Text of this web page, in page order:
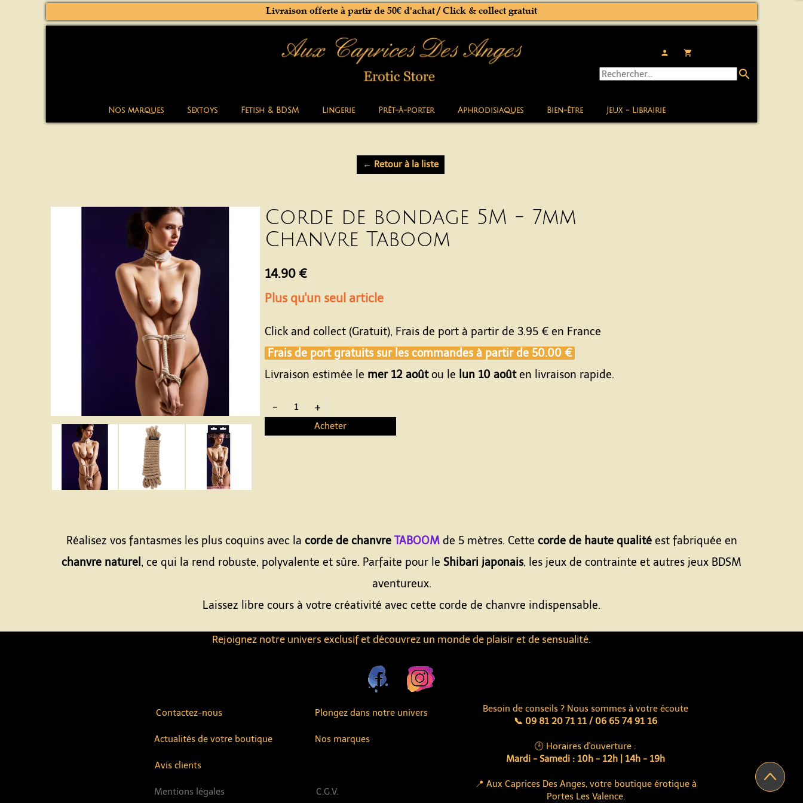
Nos marques Sextoys Fetish & BDSM Lingerie Prêt-à-porter Aphrodisiaques Bien-être Jeux - Librairie
person local_grocery_store
Contactez-nous
Mentions légales C.G.V.
Actualités de votre boutique
Avis clients
Nos marques
Livraison offerte à partir de 50€ d'achat / Click & collect gratuit
search
Rejoignez notre univers exclusif et découvrez un monde de plaisir et de sensualité.
Besoin de conseils ? Nous sommes à votre écoute
📞 09 81 20 71 11 / 06 65 74 91 16
🕒 Horaires d'ouverture :
Mardi - Samedi : 10h - 12h | 14h - 19h
📍 Aux Caprices Des Anges, votre boutique érotique à
Portes Les Valence.
Plongez dans notre univers
← Retour à la liste
Corde de bondage 5M - 7mm
Chanvre Taboom
14.90 €
Plus qu'un seul article
Click and collect (Gratuit), Frais de port à partir de 3.95 € en France
Frais de port gratuits sur les commandes à partir de 50.00 €
Livraison estimée le mer 12 aoûtou le lun 10 aoûten livraison rapide.
- +
Acheter
Réalisez vos fantasmes les plus coquins avec la corde de chanvre TABOOMde 5 mètres. Cette corde de haute qualitéest fabriquée en
chanvre naturel , ce qui la rend robuste, polyvalente et sûre. Parfaite pour le Shibari japonais, les jeux de contrainte et autres jeux BDSM
aventureux.
Laissez libre cours à votre créativité avec cette corde de chanvre indispensable.